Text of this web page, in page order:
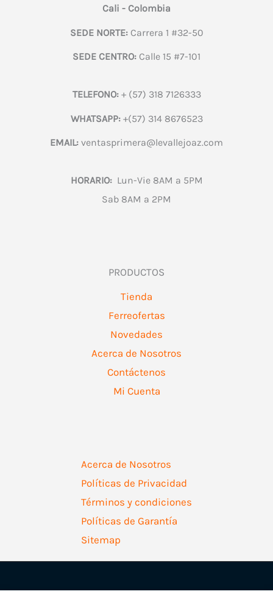
Cali - Colombia
SEDE NORTE:Carrera 1 #32-50
SEDE CENTRO: Calle 15 #7-101
TELEFONO:+ (57) 318 7126333
WHATSAPP:+(57) 314 8676523
EMAIL: ventasprimera@levallejoaz.com
HORARIO:Lun-Vie 8AM a 5PM
Sab 8AM a 2PM
PRODUCTOS
Tienda
Ferreofertas
Novedades
Acerca de Nosotros
Contáctenos
Mi Cuenta
Acerca de Nosotros
Políticas de Privacidad
Términos y condiciones
Políticas de Garantía
Sitemap